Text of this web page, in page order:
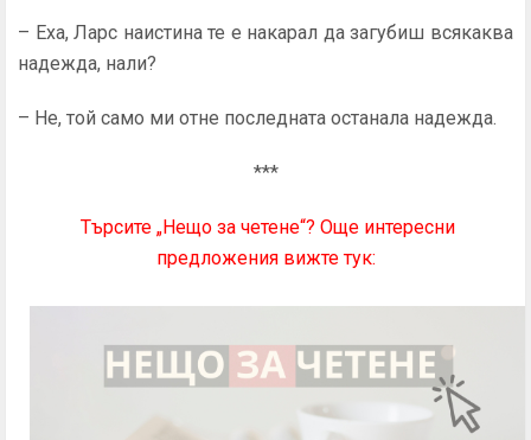
– Еха, Ларс наистина те е накарал да загубиш всякаква
надежда, нали?
– Не, той само ми отне последната останала надежда.
***
Търсите „Нещо за четене“? Още интересни
предложения вижте тук: